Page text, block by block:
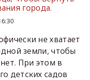
города.
не хватает
земли, чтобы
При этом в
детских садов